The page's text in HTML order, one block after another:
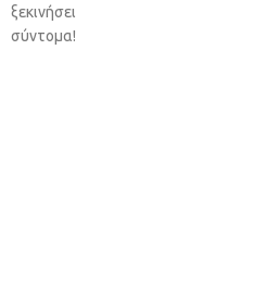
ξεκινήσει
σύντομα!